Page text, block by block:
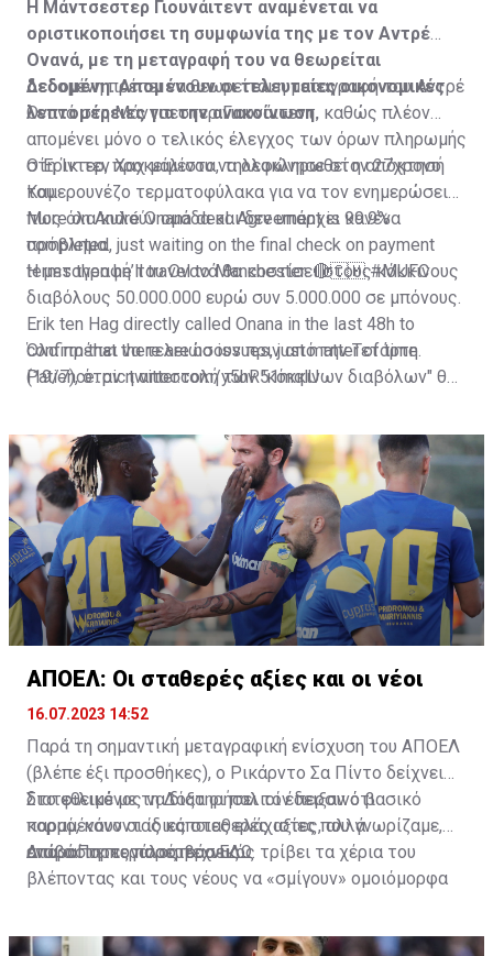
Η Μάντσεστερ Γιουνάιτεντ αναμένεται να
οριστικοποιήσει τη συμφωνία της με τον Αντρέ
Ονανά, με τη μεταγραφή του να θεωρείται
δεδομένη. Απομένουν οι τελευταίες οικονομικές
λεπτομέρειες για την ανακοίνωση.
Δεδομένη πρέπει να θεωρείται η μεταγραφή του Αντρέ
Ονανά στη Μάντσεστερ Γιουνάιτεντ, καθώς πλέον
απομένει μόνο ο τελικός έλεγχος των όρων πληρωμής
στη Ίντερ, προκειμένου να ολοκληρωθεί η απόκτησή
του.
Ο Έρικ τεν Χαχ μάλιστα, τηλεφώνησε στον 27χρονο
Καμερουνέζο τερματοφύλακα για να τον ενημερώσει
πως όλα κυλούν ομάδα και δεν υπάρχει κανένα
πρόβλημα.
More on André Onana deal. Agreement is 99.9%
completed, just waiting on the final check on payment
terms then he’ll travel to Manchester. 🔴🇨🇲#MUFC
Erik ten Hag directly called Onana in the last 48h to
confirm that there are no issues, just matter of time.
Patience.pic.twitter.com/y5hR51mqlU
Η μεταγραφή του Ονανά θα κοστίσει στους κόκκινους
διαβόλους 50.000.000 ευρώ συν 5.000.000 σε μπόνους.
Όλα πρέπει να τελειώσουν πριν από την Τετάρτη
(19/7), όταν η αποστολή των "κόκκινων διαβόλων" θα
ΑΠΟΕΛ: Οι σταθερές αξίες και οι νέοι
16.07.2023 14:52
Παρά τη σημαντική μεταγραφική ενίσχυση του ΑΠΟΕΛ
(βλέπε έξι προσθήκες), ο Ρικάρντο Σα Πίντο δείχνει
διατεθειμένος να διατηρήσει τον περσινό βασικό
κορμό, κάνοντας κάποιες ελάχιστες, αλλά
απαραίτητες παρεμβάσεις.
Στο φιλικό με τη Δόξα οι παλιοί έδειξαν ότι
παραμένουν οι ίδιες σταθερές αξίες που γνωρίζαμε,
ενώ ο Πορτογάλος τεχνικός τρίβει τα χέρια του
βλέποντας και τους νέους να «σμίγουν» ομοιόμορφα
Διαβάστε περισσότεραΕΔΩ.